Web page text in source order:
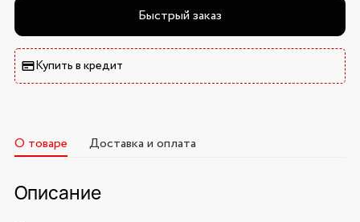
Быстрый заказ
Купить в кредит
О товаре Доставка и оплата
Описание